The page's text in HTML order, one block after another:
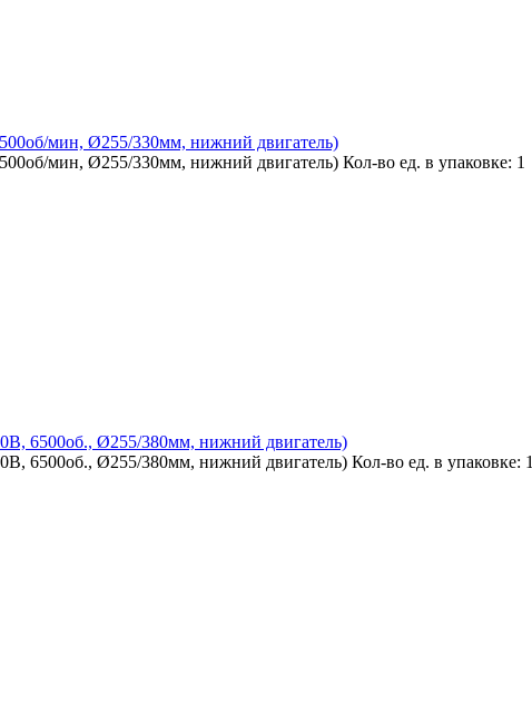
мин, Ø255/330мм, нижний двигатель)
мин, Ø255/330мм, нижний двигатель) Кол-во ед. в упаковке: 1
6500об., Ø255/380мм, нижний двигатель)
6500об., Ø255/380мм, нижний двигатель) Кол-во ед. в упаковке: 1